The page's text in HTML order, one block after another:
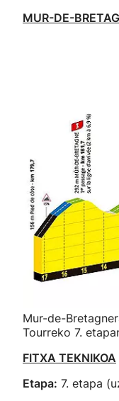
MUR-DE-
Mur-de-
Tourreko 7.
FITXA TEKNIKOA
Etapa: 7. etapa